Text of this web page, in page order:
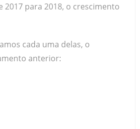
para 2018, o crescimento
cada uma delas, o
anterior: